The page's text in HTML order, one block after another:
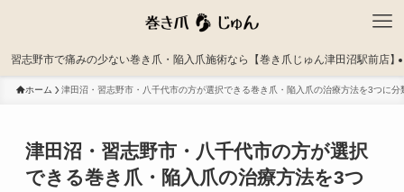
習志野市で痛みの少ない巻き爪・陥入爪施術なら【巻き爪じゅん津田沼駅前店】
ホーム 津田沼・習志野市・八千代市の方が選択できる巻き爪・陥入爪の治療方法を3つに分
津田沼・習志野市・八千代市の方が選択
できる巻き爪・陥入爪の治療方法を3つ